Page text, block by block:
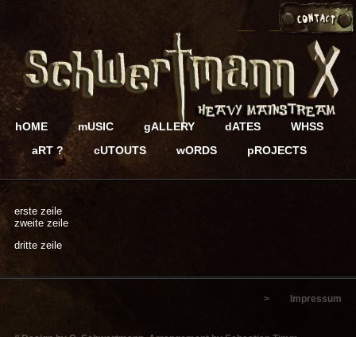
hOME mUSIC gALLERY dATES
WHSS
aRT ?
cUTOUTS wORDS pROJECTS
erste zeile
zweite zeile
dritte zeile
Impressum
>